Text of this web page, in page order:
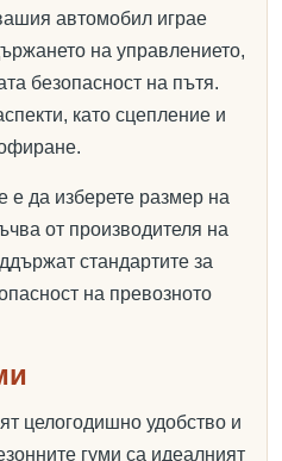
автомобил играе
на управлението,
безопасност на пътя.
като сцепление и
е да изберете размер на
от производителя на
стандартите за
на превозното
целогодишно удобство и
гуми са идеалният